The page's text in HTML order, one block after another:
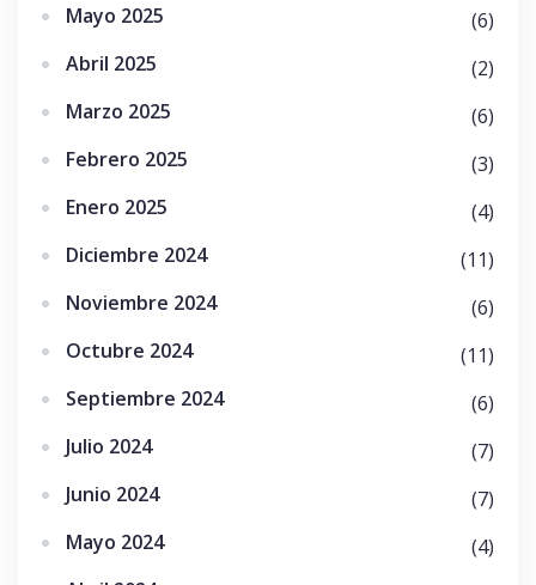
Mayo 2025
(6)
Abril 2025
(2)
Marzo 2025
(6)
Febrero 2025
(3)
Enero 2025
(4)
Diciembre 2024
(11)
Noviembre 2024
(6)
Octubre 2024
(11)
Septiembre 2024
(6)
Julio 2024
(7)
Junio 2024
(7)
Mayo 2024
(4)